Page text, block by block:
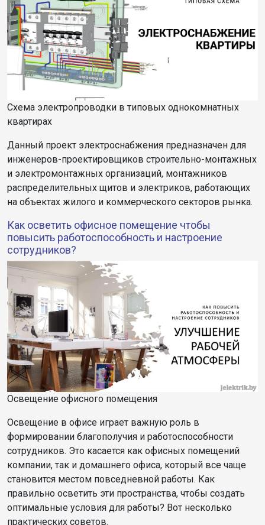
Схема электропроводки в типовых однокомнатных
квартирах
Данный проект электроснабжения предназначен для
инженеров-проектировщиков строительно-монтажных
и электромонтажных организаций, монтажников
распределительных щитов и электриков, работающих
на объектах жилого и коммерческого секторов рынка.
Как осветить офисное помещение чтобы
повысить работоспособность и настроение
сотрудников?
Освещение офисного помещения
Освещение в офисе играет важную роль в
формировании благополучия и работоспособности
сотрудников. Это касается как офисных помещений
компании, так и домашнего офиса, который все чаще
становится местом повседневной работы. Как
правильно осветить эти пространства, чтобы создать
оптимальные условия для работы? Вот несколько
практических советов.